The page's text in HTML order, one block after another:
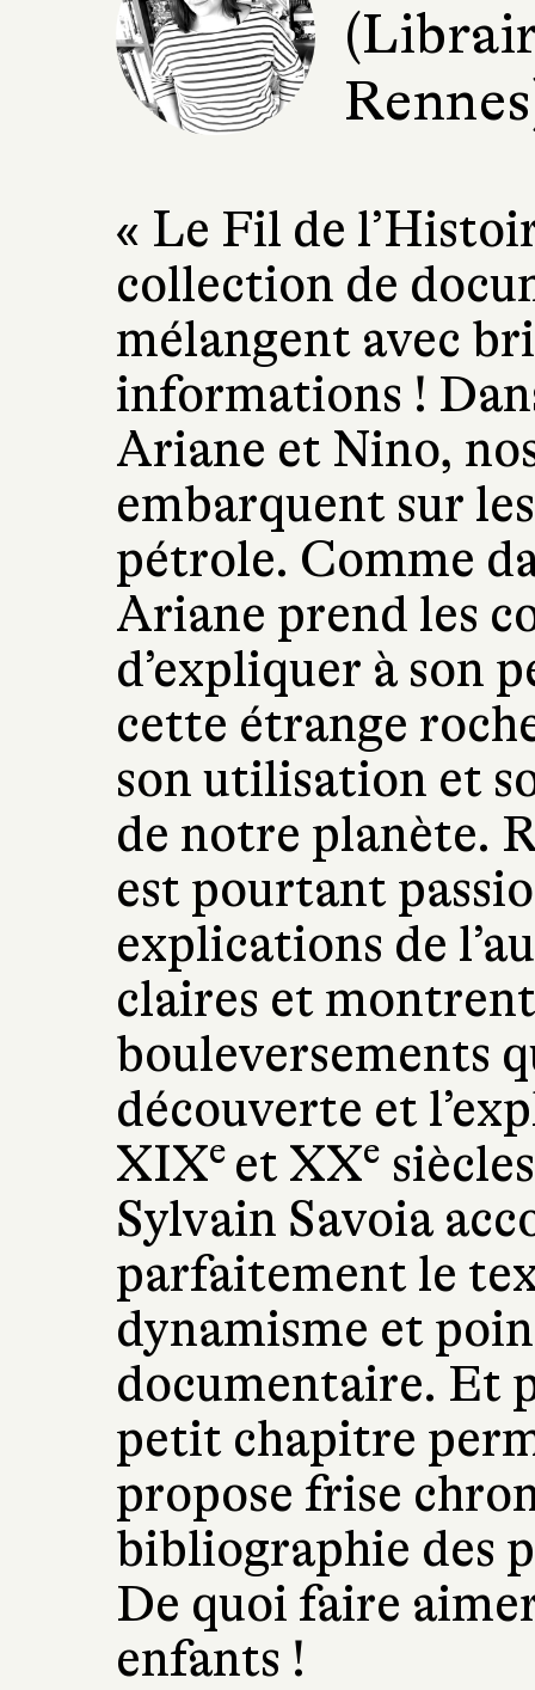
« Le Fil de
collection de
mélangent avec
informations !
Ariane et Nino,
embarquent sur
pétrole. Comme
Ariane prend les
d’expliquer à son
cette étrange
son utilisation et
de notre planète.
est pourtant
explications de
claires et
bouleversements
découverte et
XIXe et XXe
Sylvain Savoia
parfaitement le
dynamisme et
documentaire. Et
petit chapitre
propose frise
bibliographie des
De quoi faire
enfants !